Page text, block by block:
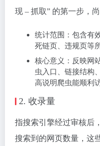
现 – 抓取” 的第一步，
统计范围：包含有
死链页、违规页等
核心意义：反映网
虫入口、链接结构
高说明爬虫能顺利
2. 收录量
指搜索引擎经过审核后
搜索到的网页数量，这